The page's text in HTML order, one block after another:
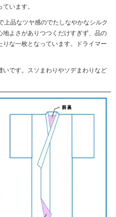
います。
品なツヤ感のでたしなやかなシルク
よさがありつつくだけすぎず、品の
な一枚となっています。ドライマー
です。スソまわりやソデまわりなど